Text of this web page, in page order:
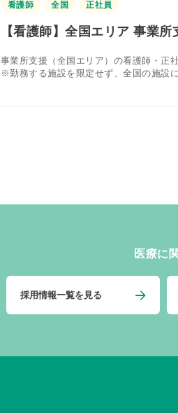
看護師 全国 正社員
【看護師】全国エリア 事業
事業所支援（全国エリア）の看護師・正
※勤務する施設を限定せず、全国の施設
医療に
採用情報一覧を見る